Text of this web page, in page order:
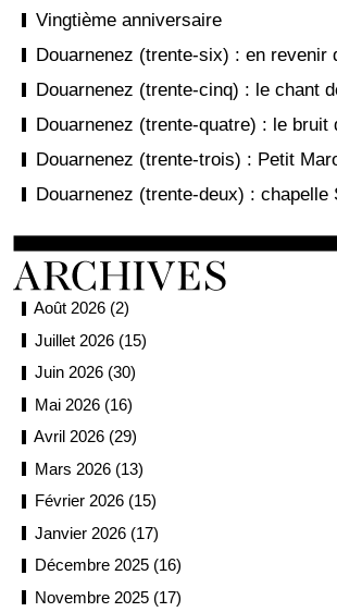
Vingtième anniversaire
Douarnenez (trente-six) : en revenir
Douarnenez (trente-cinq) : le chant
Douarnenez (trente-quatre) : le bruit
Douarnenez (trente-trois) : Petit
Douarnenez (trente-deux) : chapelle
Août 2026 (2)
Juillet 2026 (15)
Juin 2026 (30)
Mai 2026 (16)
Avril 2026 (29)
Mars 2026 (13)
Février 2026 (15)
Janvier 2026 (17)
Décembre 2025 (16)
Novembre 2025 (17)